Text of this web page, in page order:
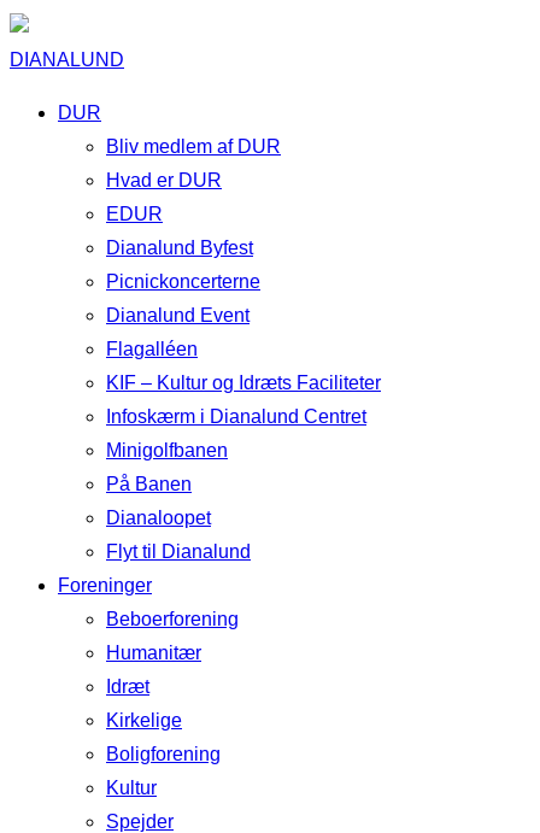
DIANALUND
DUR
Bliv medlem af DUR
Hvad er DUR
EDUR
Dianalund Byfest
Picnickoncerterne
Dianalund Event
Flagalléen
KIF – Kultur og Idræts Faciliteter
Infoskærm i Dianalund Centret
Minigolfbanen
På Banen
Dianaloopet
Flyt til Dianalund
Foreninger
Beboerforening
Humanitær
Idræt
Kirkelige
Boligforening
Kultur
Spejder